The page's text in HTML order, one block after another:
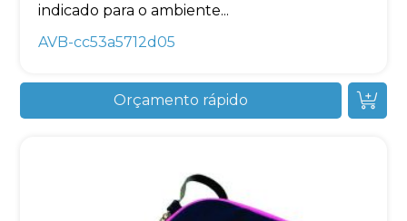
indicado para o ambiente...
AVB-cc53a5712d05
Orçamento rápido